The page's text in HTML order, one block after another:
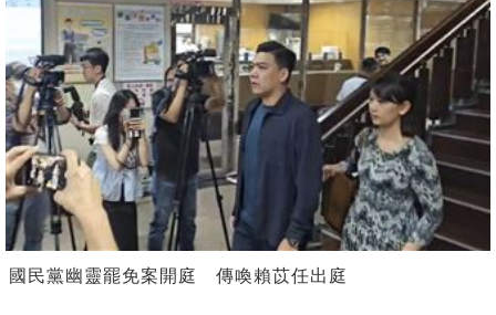
國民黨幽靈罷免案開庭 傳喚賴苡任出庭